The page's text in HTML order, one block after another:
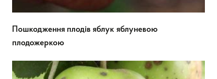
Пошкодження плодів яблук яблуневою
плодожеркою